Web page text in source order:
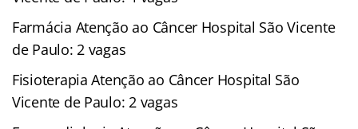
Farmácia Atenção ao Câncer Hospital São Vicente
de Paulo: 2 vagas
Fisioterapia Atenção ao Câncer Hospital São
Vicente de Paulo: 2 vagas